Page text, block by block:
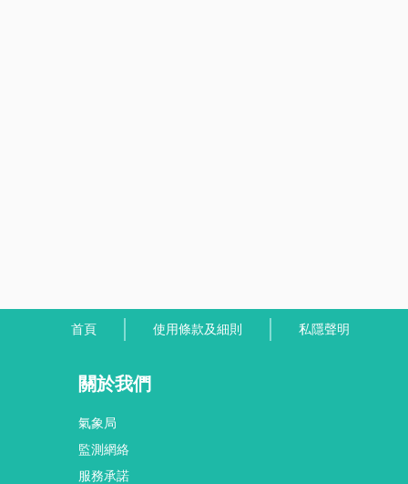
首頁 使用條款及細則 私隱聲明
關於我們
氣象局
監測網絡
服務承諾